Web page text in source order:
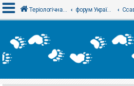
х
і
Теріологічна школа форум Українського теріологічного товариства